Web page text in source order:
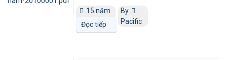
15 năm
trước
By
Pacific
Đọc tiếp